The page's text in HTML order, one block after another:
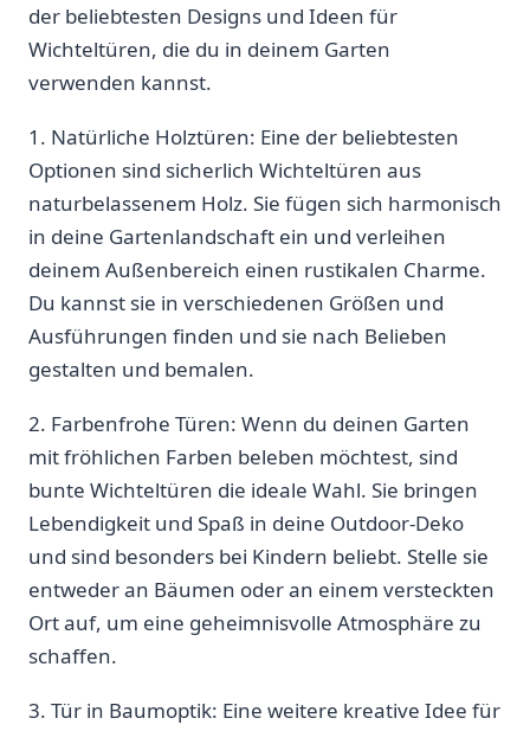
der beliebtesten Designs und Ideen für
Wichteltüren, die ​du in deinem Garten
verwenden kannst.
1. Natürliche​ Holztüren: Eine der ‍beliebtesten
Optionen sind sicherlich Wichteltüren aus
naturbelassenem Holz. Sie fügen⁢ sich harmonisch
in deine Gartenlandschaft ein und verleihen
deinem Außenbereich ​einen ⁢rustikalen Charme.
Du kannst sie in verschiedenen Größen und
Ausführungen‌ finden und sie nach Belieben
gestalten und bemalen.
2.⁢ Farbenfrohe⁢ Türen: Wenn ‍du deinen Garten
mit fröhlichen Farben⁣ beleben möchtest, sind
bunte Wichteltüren die ideale⁢ Wahl. Sie bringen⁤
Lebendigkeit ‌und Spaß in deine ⁤Outdoor-Deko
und sind besonders bei Kindern beliebt. Stelle sie
entweder an Bäumen oder an einem versteckten
Ort auf, um eine geheimnisvolle Atmosphäre ​zu
schaffen.
3. Tür in Baumoptik:‌ Eine weitere kreative‌ Idee für